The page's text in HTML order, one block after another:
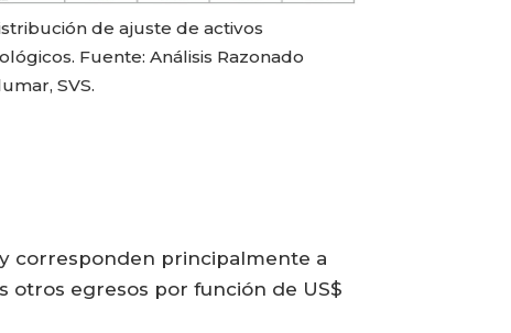
de ajuste de activos
Fuente: Análisis Razonado
SVS.
corresponden principalmente a
otros egresos por función de US$